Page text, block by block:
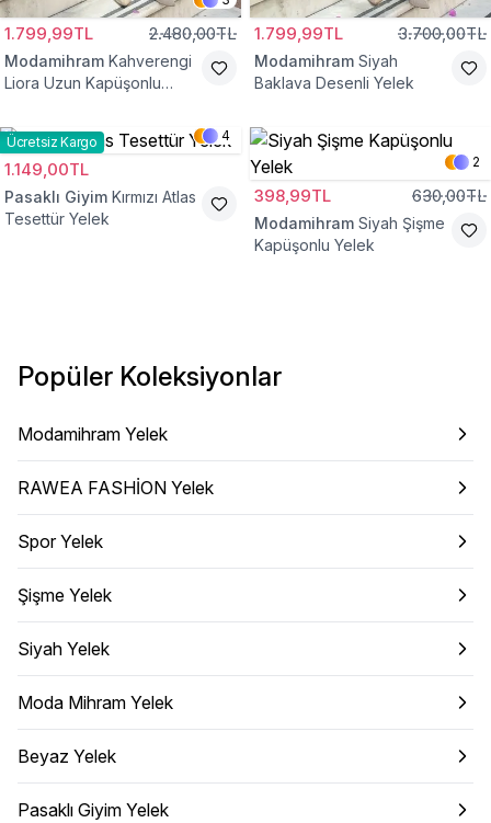
1.799,99TL 2.480,00TL
Modamihram Kahverengi
Liora Uzun Kapüşonlu
1.799,99TL 3.700,00TL
Modamihram Siyah
Baklava Desenli Yelek
Ücretsiz Kargo 4
1.149,00TL
Pasaklı Giyim Kırmızı Atlas
Tesettür Yelek
2
398,99TL 630,00TL
Modamihram Siyah Şişme
Kapüşonlu Yelek
Popüler Koleksiyonlar
Modamihram Yelek
RAWEA FASHİON Yelek
Spor Yelek
Şişme Yelek
Siyah Yelek
Moda Mihram Yelek
Beyaz Yelek
Pasaklı Giyim Yelek